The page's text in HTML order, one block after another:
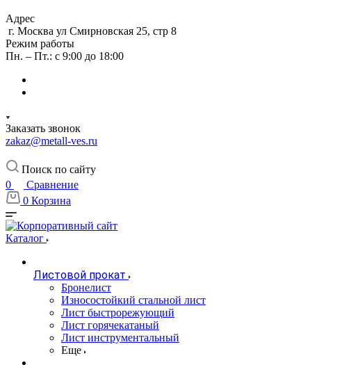
Адрес
г. Москва ул Смирновская 25, стр 8
Режим работы
Пн. – Пт.: с 9:00 до 18:00
Заказать звонок
zakaz@metall-ves.ru
Поиск по сайту
0
Сравнение
0 Корзина
Каталог
Листовой прокат
Бронелист
Износостойкий стальной лист
Лист быстрорежующий
Лист горячекатаный
Лист инструментальный
Еще